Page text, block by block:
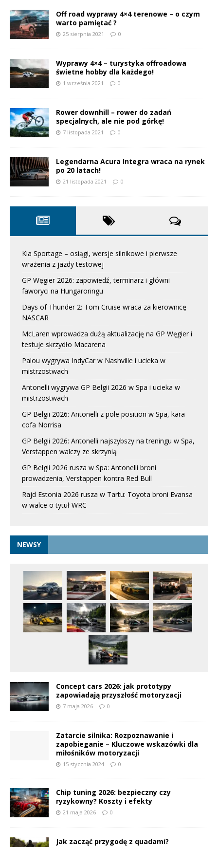
Off road wyprawy 4×4 terenowe – o czym
warto pamiętać ?
25 sierpnia 2021 0
Wyprawy 4×4 – turystyka offroadowa
świetne hobby dla każdego!
1 września 2021 0
Rower downhill – rower do zadań
specjalnych, ale nie pod górkę!
7 listopada 2021 0
Legendarna Acura Integra wraca na rynek
po 20 latach!
21 listopada 2021 0
Kia Sportage – osiągi, wersje silnikowe i pierwsze
wrażenia z jazdy testowej
GP Węgier 2026: zapowiedź, terminarz i główni
faworyci na Hungaroringu
Days of Thunder 2: Tom Cruise wraca za kierownicę
NASCAR
McLaren wprowadza dużą aktualizację na GP Węgier i
testuje skrzydło Macarena
Palou wygrywa IndyCar w Nashville i ucieka w
mistrzostwach
Antonelli wygrywa GP Belgii 2026 w Spa i ucieka w
mistrzostwach
GP Belgii 2026: Antonelli z pole position w Spa, kara
cofa Norrisa
GP Belgii 2026: Antonelli najszybszy na treningu w Spa,
Verstappen walczy ze skrzynią
GP Belgii 2026 rusza w Spa: Antonelli broni
prowadzenia, Verstappen kontra Red Bull
Rajd Estonia 2026 rusza w Tartu: Toyota broni Evansa
w walce o tytuł WRC
NEWSY
Concept cars 2026: jak prototypy
zapowiadają przyszłość motoryzacji
7 maja 2026 0
Zatarcie silnika: Rozpoznawanie i
zapobieganie – Kluczowe wskazówki dla
miłośników motoryzacji
15 stycznia 2024 0
Chip tuning 2026: bezpieczny czy
ryzykowny? Koszty i efekty
21 maja 2026 0
Jak zacząć przygodę z quadami?